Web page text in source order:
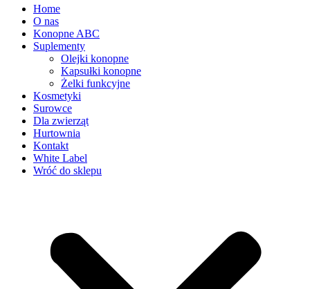
Home
O nas
Konopne ABC
Suplementy
Olejki konopne
Kapsułki konopne
Żelki funkcyjne
Kosmetyki
Surowce
Dla zwierząt
Hurtownia
Kontakt
White Label
Wróć do sklepu